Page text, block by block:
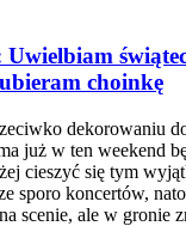
choinkę
dekorowaniu
już w ten weekend
cieszyć się tym
sporo koncertów,
scenie, ale w gronie